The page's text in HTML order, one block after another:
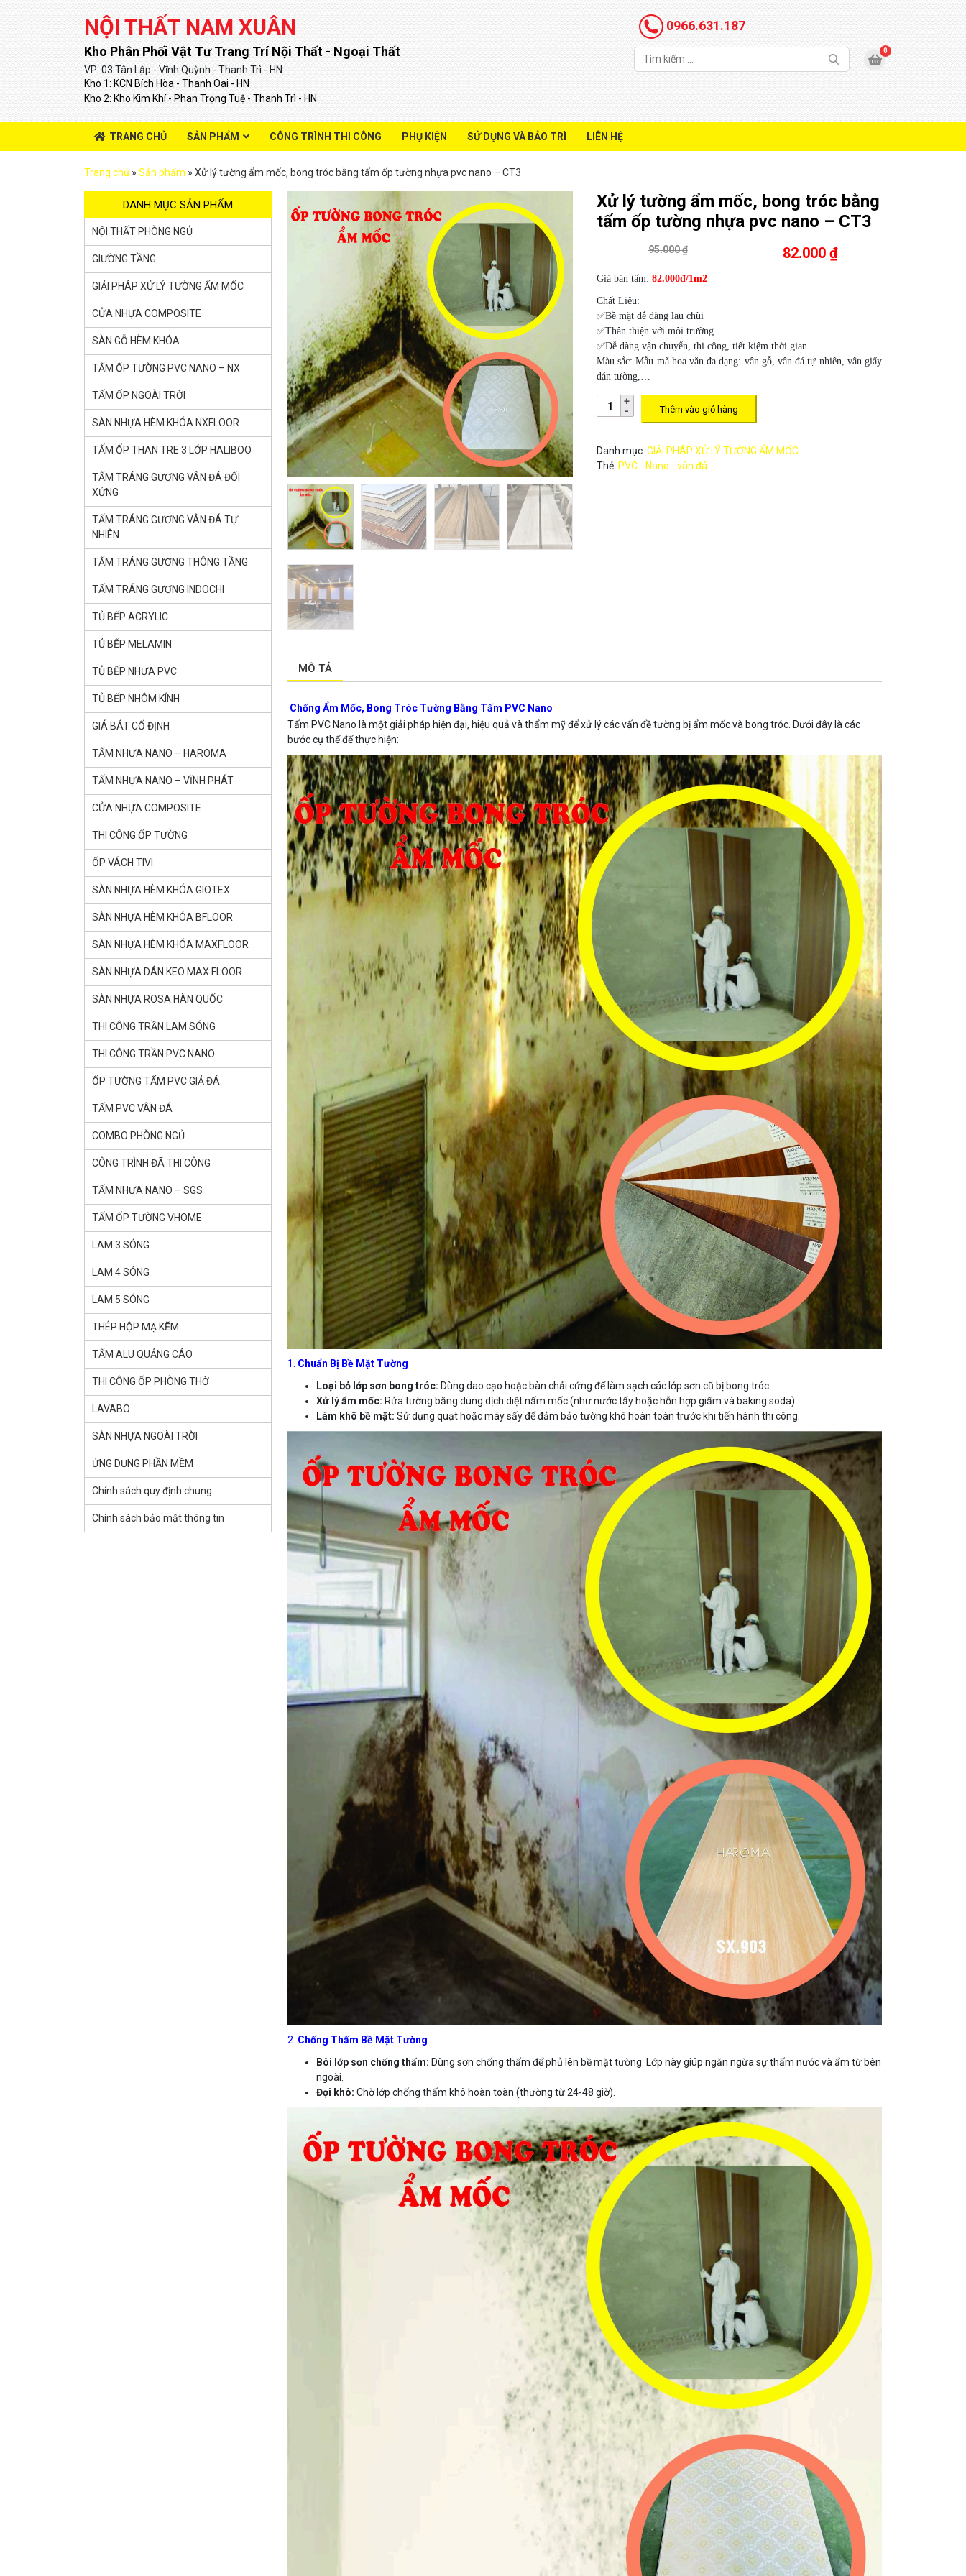
NỘI THẤT NAM XUÂN
Kho Phân Phối Vật Tư Trang Trí Nội Thất - Ngoại Thất
VP: 03 Tân Lập - Vĩnh Quỳnh - Thanh Trì - HN
Kho 1: KCN Bích Hòa - Thanh Oai - HN
Kho 2: Kho Kim Khí - Phan Trọng Tuệ - Thanh Trì - HN
0966.631.187
TRANG CHỦ SẢN PHẨM CÔNG TRÌNH THI CÔNG PHỤ KIỆN SỬ DỤNG VÀ BẢO TRÌ LIÊN HỆ
Trang chủ » Sản phẩm » Xử lý tường ẩm mốc, bong tróc bằng tấm ốp tường nhựa pvc nano – CT3
Xử lý tường ẩm mốc, bong tróc bằng
tấm ốp tường nhựa pvc nano – CT3
95.000 ₫ 82.000 ₫
Giá bán tấm:82.000đ/1m2
Chất Liệu:
✅Bề mặt dễ dàng lau chùi
✅Thân thiện với môi trường
✅Dễ dàng vận chuyển, thi công, tiết kiệm thời gian
Màu sắc:Mẫu mã hoa văn đa dạng: vân gỗ, vân đá tự nhiên, vân giấy
dán tường,…
Thêm vào giỏ hàng
Danh mục:GIẢI PHÁP XỬ LÝ TƯỜNG ẨM MỐC
Thẻ: PVC - Nano - vân đá
MÔ TẢ
Chống Ẩm Mốc, Bong Tróc Tường Bằng Tấm PVC Nano
Tấm PVC Nano là một giải pháp hiện đại, hiệu quả và thẩm mỹ để xử lý các vấn đề tường bị ẩm mốc và bong tróc. Dưới đây là các
bước cụ thể để thực hiện:
1. Chuẩn Bị Bề Mặt Tường
Loại bỏ lớp sơn bong tróc: Dùng dao cạo hoặc bàn chải cứng để làm sạch các lớp sơn cũ bị bong tróc.
Xử lý ẩm mốc: Rửa tường bằng dung dịch diệt nấm mốc (như nước tẩy hoặc hỗn hợp giấm và baking soda).
Làm khô bề mặt: Sử dụng quạt hoặc máy sấy để đảm bảo tường khô hoàn toàn trước khi tiến hành thi công.
2. Chống Thấm Bề Mặt Tường
Bôi lớp sơn chống thấm: Dùng sơn chống thấm để phủ lên bề mặt tường. Lớp này giúp ngăn ngừa sự thấm nước và ẩm từ bên
ngoài.
Đợi khô: Chờ lớp chống thấm khô hoàn toàn (thường từ 24-48 giờ).
DANH MỤC SẢN PHẨM
NỘI THẤT PHÒNG NGỦ
GIƯỜNG TẦNG
GIẢI PHÁP XỬ LÝ TƯỜNG ẨM MỐC
CỬA NHỰA COMPOSITE
SÀN GỖ HÈM KHÓA
TẤM ỐP TƯỜNG PVC NANO – NX
TẤM ỐP NGOÀI TRỜI
SÀN NHỰA HÈM KHÓA NXFLOOR
TẤM ỐP THAN TRE 3 LỚP HALIBOO
TẤM TRÁNG GƯƠNG VÂN ĐÁ ĐỐI
XỨNG
TẤM TRÁNG GƯƠNG VÂN ĐÁ TỰ
NHIÊN
TẤM TRÁNG GƯƠNG THÔNG TẦNG
TẤM TRÁNG GƯƠNG INDOCHI
TỦ BẾP ACRYLIC
TỦ BẾP MELAMIN
TỦ BẾP NHỰA PVC
TỦ BẾP NHÔM KÍNH
GIÁ BÁT CỐ ĐỊNH
TẤM NHỰA NANO – HAROMA
TẤM NHỰA NANO – VĨNH PHÁT
CỬA NHỰA COMPOSITE
THI CÔNG ỐP TƯỜNG
ỐP VÁCH TIVI
SÀN NHỰA HÈM KHÓA GlOTEX
SÀN NHỰA HÈM KHÓA BFLOOR
SÀN NHỰA HÈM KHÓA MAXFLOOR
SÀN NHỰA DÁN KEO MAX FLOOR
SÀN NHỰA ROSA HÀN QUỐC
THI CÔNG TRẦN LAM SÓNG
THI CÔNG TRẦN PVC NANO
ỐP TƯỜNG TẤM PVC GIẢ ĐÁ
TẤM PVC VÂN ĐÁ
COMBO PHÒNG NGỦ
CÔNG TRÌNH ĐÃ THI CÔNG
TẤM NHỰA NANO – SGS
TẤM ỐP TƯỜNG VHOME
LAM 3 SÓNG
LAM 4 SÓNG
LAM 5 SÓNG
THÉP HỘP MẠ KẼM
TẤM ALU QUẢNG CÁO
THI CÔNG ỐP PHÒNG THỜ
LAVABO
SÀN NHỰA NGOÀI TRỜI
ỨNG DỤNG PHẦN MỀM
Chính sách quy định chung
Chính sách bảo mật thông tin